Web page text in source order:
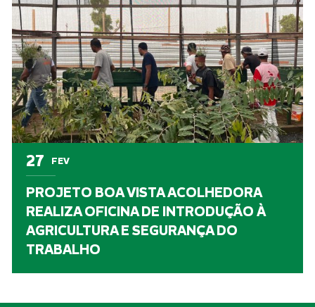
27 FEV
PROJETO BOA VISTA ACOLHEDORA
REALIZA OFICINA DE INTRODUÇÃO À
AGRICULTURA E SEGURANÇA DO
TRABALHO